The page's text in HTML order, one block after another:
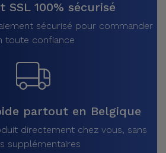
SSL 100% sécurisé
sécurisé pour commander
toute confiance
partout en Belgique
directement chez vous, sans
supplémentaires